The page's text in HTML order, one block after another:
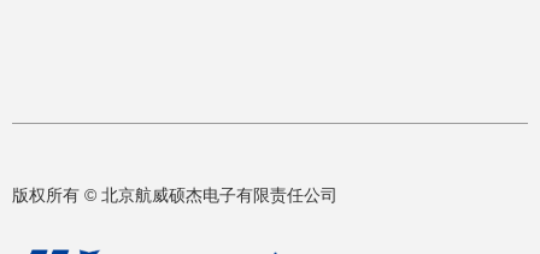
版权所有 © 北京航威硕杰电子有限责任公司